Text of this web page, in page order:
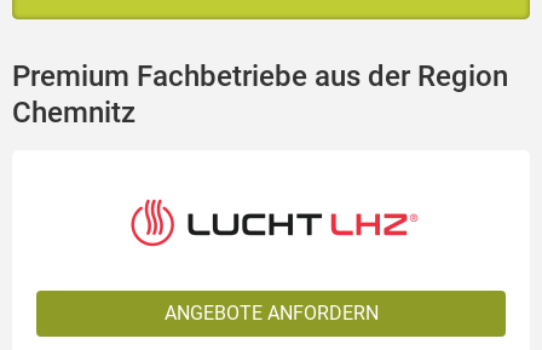
Premium Fachbetriebe aus der Region
Chemnitz
ANGEBOTE ANFORDERN